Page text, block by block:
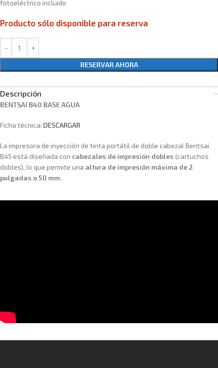
fotoeléctrico incluido
Producto sólo disponible para reserva
RESERVAR AHORA
Descripción
BENTSAI B40 BASE AGUA
Ficha técnica: DESCARGAR
La impresora de inyección de tinta portátil de doble cabezal Bentsai
B45 está diseñada con cabezales de impresión dobles (cartuchos
dobles), lo que permite una altura de impresión máxima de 2
pulgadas o 50 mm.